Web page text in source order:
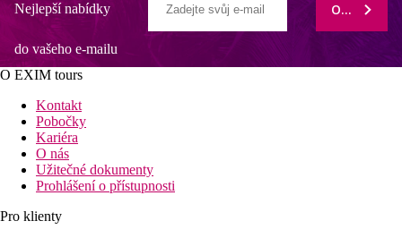
Nejlepší nabídky
do vašeho e-mailu
ODEBÍRAT
O EXIM tours
Kontakt
Pobočky
Kariéra
O nás
Užitečné dokumenty
Prohlášení o přístupnosti
Pro klienty